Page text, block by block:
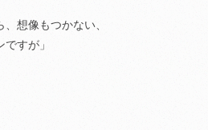
想像もつかない、
すが」